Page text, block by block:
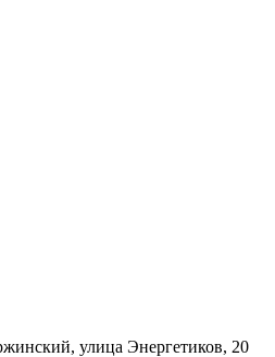
улица Энергетиков, 20